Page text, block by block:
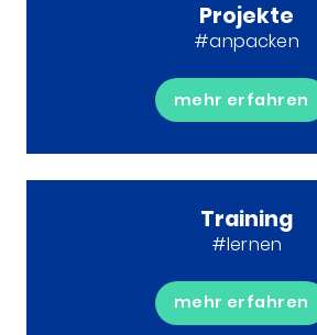
Projekte
#anpacken
mehr erfahren
Training
#lernen
mehr erfahren